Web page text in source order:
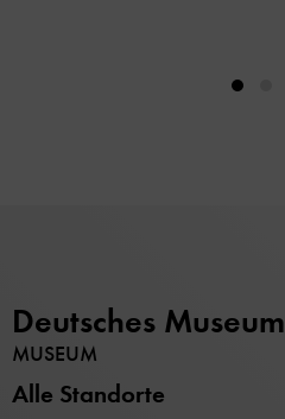
Deutsches Museum
MUSEUM
Alle Standorte